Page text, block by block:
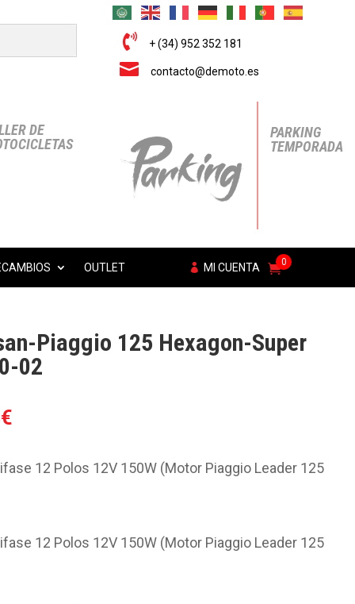
 + (34) 952 352 181
 contacto@demoto.es
DE
PARKING
TEMPORADA
OUTLET MI CUENTA 0
Piaggio 125 Hexagon-Super
02
€
actual
12 Polos 12V 150W (Motor Piaggio Leader 125
12 Polos 12V 150W (Motor Piaggio Leader 125